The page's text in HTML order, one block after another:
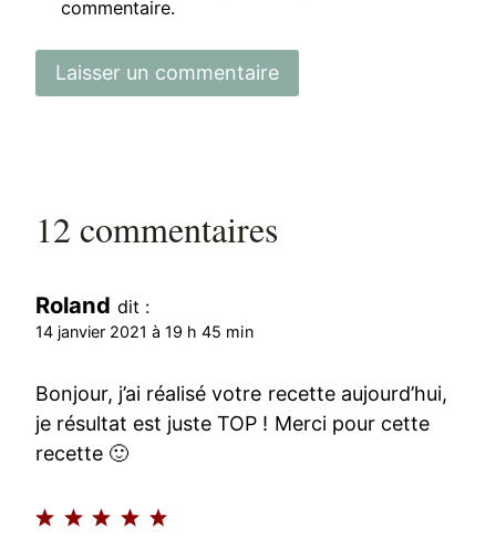
commentaire.
12 commentaires
Roland dit :
14 janvier 2021 à 19 h 45 min
Bonjour, j’ai réalisé votre recette aujourd’hui,
je résultat est juste TOP ! Merci pour cette
recette 🙂